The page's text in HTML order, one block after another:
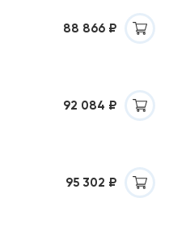
88 866 ₽
92 084 ₽
95 302 ₽